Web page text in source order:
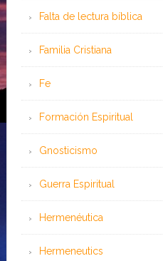
Falta de lectura bíblica
Familia Cristiana
Fe
Formación Espiritual
Gnosticismo
Guerra Espiritual
Hermenéutica
Hermeneutics